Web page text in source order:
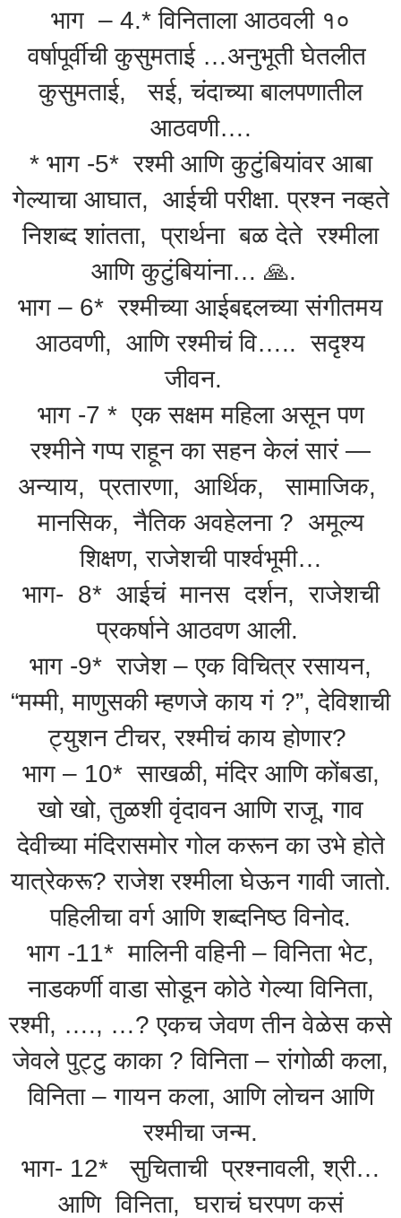
भाग – 4.* विनिताला आठवली १०
वर्षापूर्वीची कुसुमताई …अनुभूती घेतलीत
कुसुमताई, सई, चंदाच्या बालपणातील
आठवणी….
* भाग -5* रश्मी आणि कुटुंबियांवर आबा
गेल्याचा आघात, आईची परीक्षा. प्रश्न नव्हते
निशब्द शांतता, प्रार्थना बळ देते रश्मीला
आणि कुटुंबियांना… 🙏.
भाग – 6* रश्मीच्या आईबद्दलच्या संगीतमय
आठवणी, आणि रश्मीचं वि….. सदृश्य
जीवन.
भाग -7 * एक सक्षम महिला असून पण
रश्मीने गप्प राहून का सहन केलं सारं —
अन्याय, प्रतारणा, आर्थिक, सामाजिक,
मानसिक, नैतिक अवहेलना ? अमूल्य
शिक्षण, राजेशची पार्श्वभूमी…
भाग- 8* आईचं मानस दर्शन, राजेशची
प्रकर्षाने आठवण आली.
भाग -9* राजेश – एक विचित्र रसायन,
“मम्मी, माणुसकी म्हणजे काय गं ?”, देविशाची
ट्युशन टीचर, रश्मीचं काय होणार?
भाग – 10* साखळी, मंदिर आणि कोंबडा,
खो खो, तुळशी वृंदावन आणि राजू, गाव
देवीच्या मंदिरासमोर गोल करून का उभे होते
यात्रेकरू? राजेश रश्मीला घेऊन गावी जातो.
पहिलीचा वर्ग आणि शब्दनिष्ठ विनोद.
भाग -11* मालिनी वहिनी – विनिता भेट,
नाडकर्णी वाडा सोडून कोठे गेल्या विनिता,
रश्मी, …., …? एकच जेवण तीन वेळेस कसे
जेवले पुट्टु काका ? विनिता – रांगोळी कला,
विनिता – गायन कला, आणि लोचन आणि
रश्मीचा जन्म.
भाग- 12* सुचिताची प्रश्नावली, श्री…
आणि विनिता, घराचं घरपण कसं